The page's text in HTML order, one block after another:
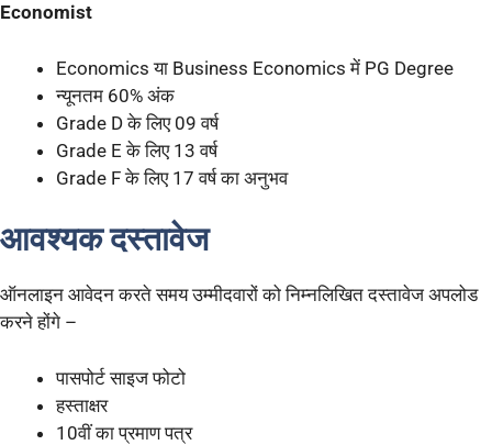
Economist
Economics या Business Economics में PG Degree
न्यूनतम 60% अंक
Grade D के लिए 09 वर्ष
Grade E के लिए 13 वर्ष
Grade F के लिए 17 वर्ष का अनुभव
आवश्यक दस्तावेज
ऑनलाइन आवेदन करते समय उम्मीदवारों को निम्नलिखित दस्तावेज अपलोड
करने होंगे –
पासपोर्ट साइज फोटो
हस्ताक्षर
10वीं का प्रमाण पत्र